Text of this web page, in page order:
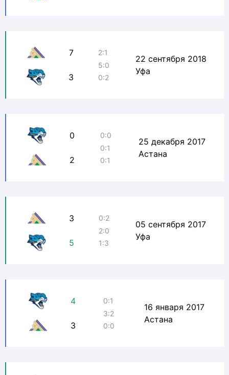
7
3
2:1
5:0
0:2
22 сентября 2018
Уфа
0
2
0:0
0:1
0:1
25 декабря 2017
Астана
3
5
0:2
2:0
1:3
05 сентября 2017
Уфа
4
3
0:1
3:2
0:0
16 января 2017
Астана